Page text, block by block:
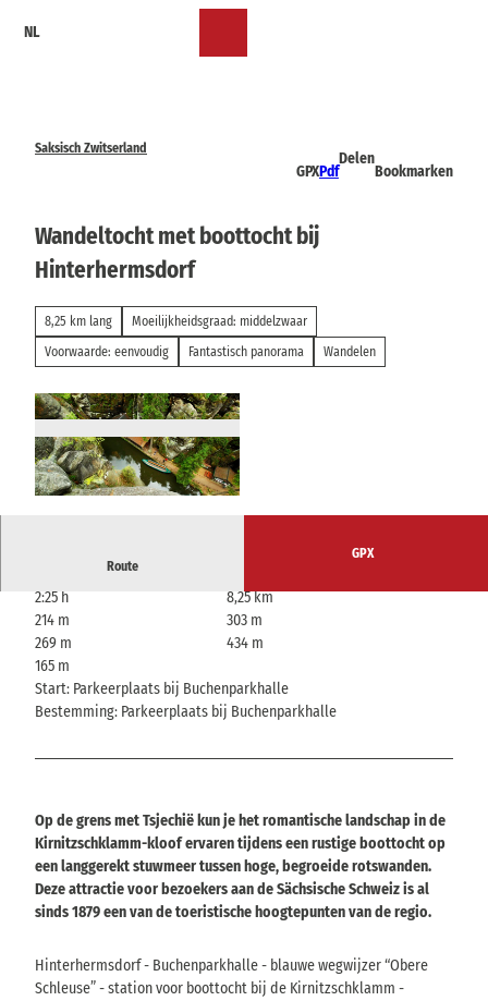
NL
Saksisch Zwitserland
GPXPdf
Delen
Bookmarken
Wandeltocht met boottocht bij
Hinterhermsdorf
8,25 km lang
Moeilijkheidsgraad: middelzwaar
Voorwaarde: eenvoudig
Fantastisch panorama Wandelen
Route
GPX
2:25 h
8,25 km
214 m
303 m
269 m
434 m
165 m
Start: Parkeerplaats bij Buchenparkhalle
Bestemming: Parkeerplaats bij Buchenparkhalle
Op de grens met Tsjechië kun je het romantische landschap in de
Kirnitzschklamm-kloof ervaren tijdens een rustige boottocht op
een langgerekt stuwmeer tussen hoge, begroeide rotswanden.
Deze attractie voor bezoekers aan de Sächsische Schweiz is al
sinds 1879 een van de toeristische hoogtepunten van de regio.
Hinterhermsdorf - Buchenparkhalle - blauwe wegwijzer “Obere
Schleuse” - station voor boottocht bij de Kirnitzschklamm -